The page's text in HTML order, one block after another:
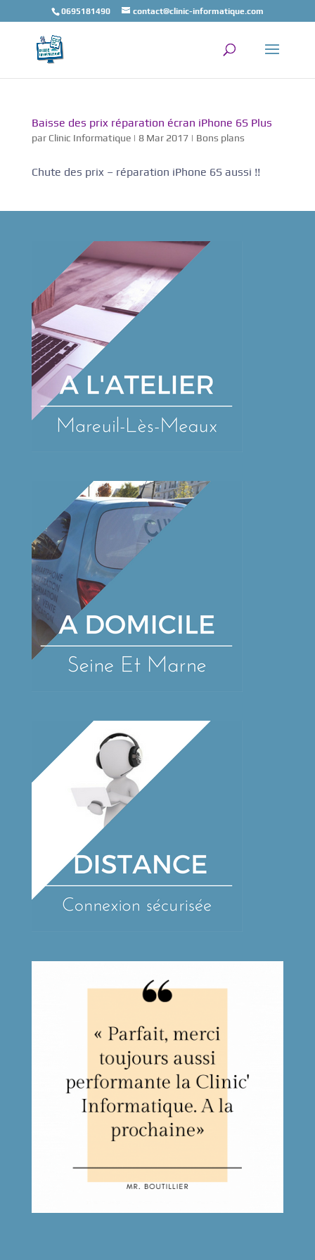
0695181490 contact@clinic-informatique.com
Baisse des prix réparation écran iPhone 6S Plus
par Clinic Informatique| 8 Mar 2017| Bons plans
Chute des prix – réparation iPhone 6S aussi !!